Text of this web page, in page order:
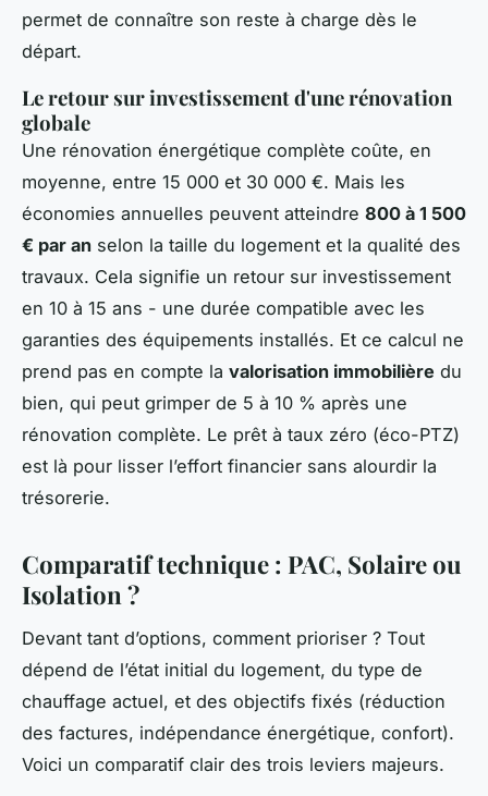
permet de connaître son reste à charge dès le
départ.
Le retour sur investissement d'une rénovation
globale
Une rénovation énergétique complète coûte, en
moyenne, entre 15 000 et 30 000 €. Mais les
économies annuelles peuvent atteindre 800 à 1 500
€ par an selon la taille du logement et la qualité des
travaux. Cela signifie un retour sur investissement
en 10 à 15 ans - une durée compatible avec les
garanties des équipements installés. Et ce calcul ne
prend pas en compte la valorisation immobilière du
bien, qui peut grimper de 5 à 10 % après une
rénovation complète. Le prêt à taux zéro (éco-PTZ)
est là pour lisser l’effort financier sans alourdir la
trésorerie.
Comparatif technique : PAC, Solaire ou
Isolation ?
Devant tant d’options, comment prioriser ? Tout
dépend de l’état initial du logement, du type de
chauffage actuel, et des objectifs fixés (réduction
des factures, indépendance énergétique, confort).
Voici un comparatif clair des trois leviers majeurs.